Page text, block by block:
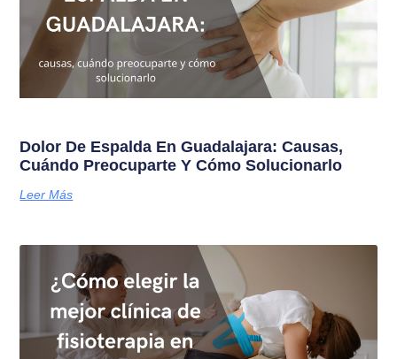
Dolor De Espalda En Guadalajara: Causas,
Cuándo Preocuparte Y Cómo Solucionarlo
Leer Más